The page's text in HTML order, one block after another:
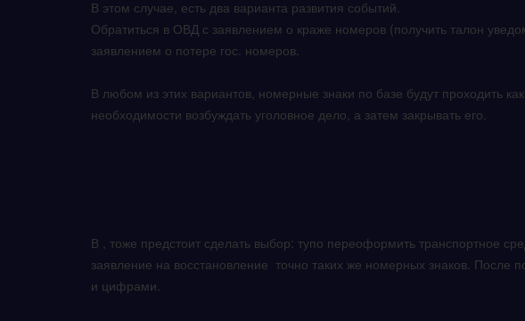
В этом случае, есть два варианта развития событий.
Обратиться в ОВД с заявлением о краже номеров (получить талон
заявлением о потере гос. номеров.
В любом из этих вариантов, номерные знаки по базе будут проходить
необходимости возбуждать уголовное дело, а затем закрывать его.
В , тоже предстоит сделать выбор: тупо переоформить транспортное
заявление на восстановление точно таких же номерных знаков. После
и цифрами.